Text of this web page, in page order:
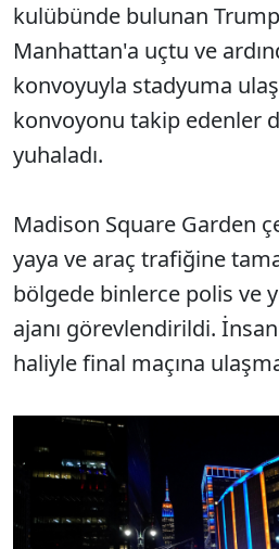
kulübünde bulunan
Manhattan'a uçtu ve
konvoyuyla stadyuma
konvoyonu takip edenler
yuhaladı.
Madison Square Garden
yaya ve araç trafiğine
bölgede binlerce polis ve
ajanı görevlendirildi.
haliyle final maçına